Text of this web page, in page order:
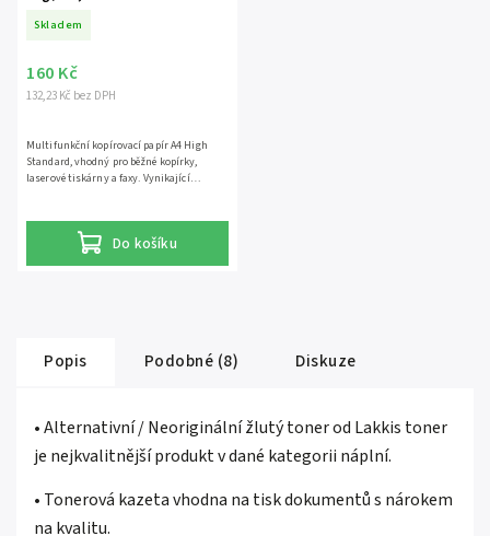
Skladem
132,23 Kč bez DPH
160 Kč
Do košíku
Multifunkční kopírovací papír A4 High
Standard, vhodný pro běžné kopírky,
laserové tiskárny a faxy. Vynikající
papíru dle ISO 9706. Jedno balení obsahuje
Popis Podobné (8) Diskuze
• Alternativní / Neoriginální žlutý toner od Lakkis toner
je nejkvalitnější produkt v dané kategorii náplní.
• Tonerová kazeta vhodna na tisk dokumentů s nárokem
na kvalitu.